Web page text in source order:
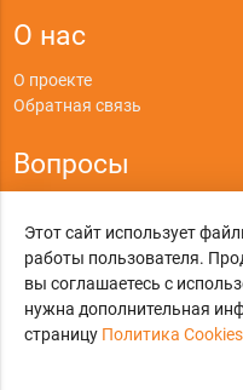
О нас
О проекте
Обратная связь
Вопросы
Политика
©Online-Otvet.ru, 2012-2026
Этот сайт использует cookies
Этот сайт использует
работы пользователя.
вы соглашаетесь с
нужна дополнительная
страницу Политика Cookies